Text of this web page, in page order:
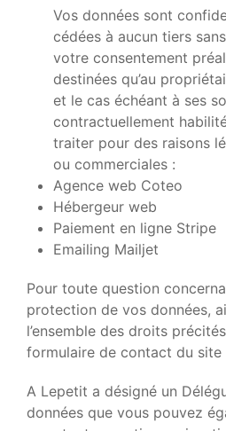
Vos données sont
cédées à aucun tiers
votre consentement
destinées qu’au
et le cas échéant à ses
contractuellement
traiter pour des raisons
ou commerciales :
Agence web Coteo
Hébergeur web
Paiement en ligne Stripe
Emailing Mailjet
Pour toute question
protection de vos données,
l’ensemble des droits
formulaire de contact du site
A Lepetit a désigné un
données que vous pouvez